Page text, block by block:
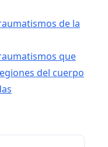
de la
que
del cuerpo